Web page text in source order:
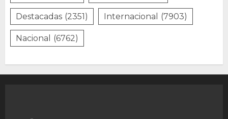
Destacadas (2351) Internacional (7903)
Nacional (6762)